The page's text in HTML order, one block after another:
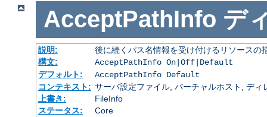
AcceptPathInfo デ
説明:
後に続くパス名情報を受け付けるリソースの
構文:
AcceptPathInfo On|Off|Default
デフォルト:
AcceptPathInfo Default
コンテキスト: サーバ設定ファイル, バーチャルホスト, ディ
上書き:
FileInfo
ステータス:
Core